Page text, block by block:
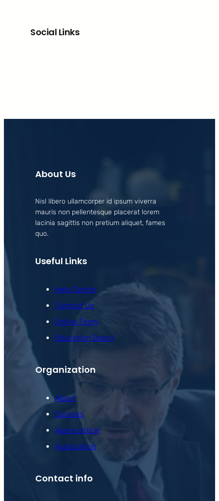
Social Links
About Us
Nisl libero ullamcorper id ipsum viverra
mauris non pellentesque placerat lorem
lacinia sagittis non pretium aliquet, fames
quo.
Useful Links
Help Center
Contact Us
Online Form
Education Board
Organization
About
Courses
Appreciation
Association
Contact info